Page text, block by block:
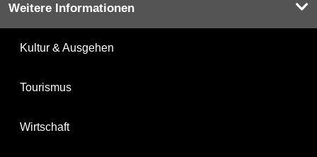
Weitere Informationen
Kultur & Ausgehen
Tourismus
Wirtschaft